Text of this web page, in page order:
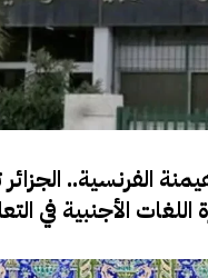
الفرنسية..
الأجنبية في